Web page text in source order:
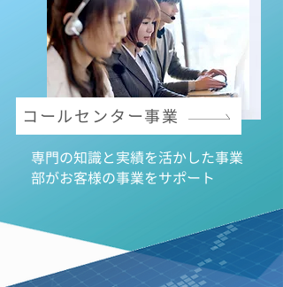
コールセンター事業
専門の知識と実績を活かした事業
部が​お客様の事業をサポート